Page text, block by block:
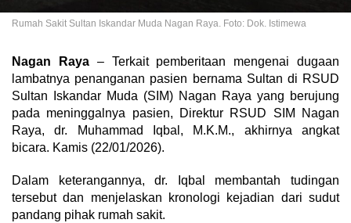
Rumah Sakit Sultan Iskandar Muda Nagan Raya. Foto: Dok. Istimewa
Nagan Raya– Terkait pemberitaan mengenai dugaan
lambatnya penanganan pasien bernama Sultan di RSUD
Sultan Iskandar Muda (SIM) Nagan Raya yang berujung
pada meninggalnya pasien, Direktur RSUD SIM Nagan
Raya, dr. Muhammad Iqbal, M.K.M., akhirnya angkat
bicara. Kamis (22/01/2026).
Dalam keterangannya, dr. Iqbal membantah tudingan
tersebut dan menjelaskan kronologi kejadian dari sudut
pandang pihak rumah sakit.